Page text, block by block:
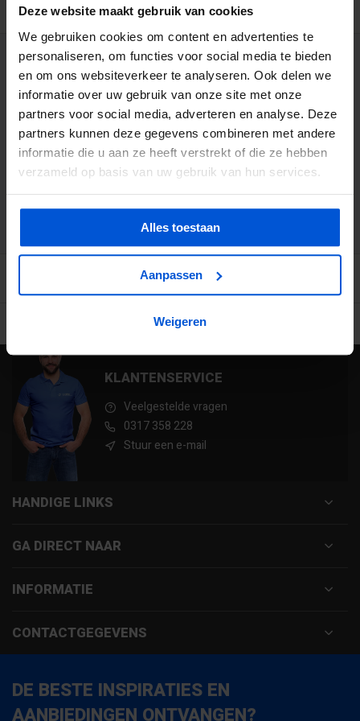
Deze website maakt gebruik van cookies
We gebruiken cookies om content en advertenties te
personaliseren, om functies voor social media te bieden
en om ons websiteverkeer te analyseren. Ook delen we
informatie over uw gebruik van onze site met onze
partners voor social media, adverteren en analyse. Deze
partners kunnen deze gegevens combineren met andere
informatie die u aan ze heeft verstrekt of die ze hebben
verzameld op basis van uw gebruik van hun services.
Alles toestaan
Aanpassen
Weigeren
BESCHRIJVING
WIJ HELPEN JE GRAAG
0317 358 228
info@dejonghandelsonderneming.nl
3194 klanten geven ons een 9.1 op
Ruime voorraad in kwalitatieve producten
KLANTENSERVICE
Veelgestelde vragen
0317 358 228
Stuur een e-mail
HANDIGE LINKS
GA DIRECT NAAR
INFORMATIE
CONTACTGEGEVENS
DE BESTE INSPIRATIES EN
AANBIEDINGEN ONTVANGEN?